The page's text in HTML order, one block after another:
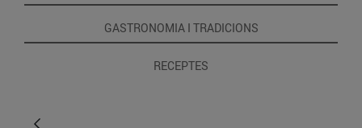
GASTRONOMIA I TRADICIONS
RECEPTES